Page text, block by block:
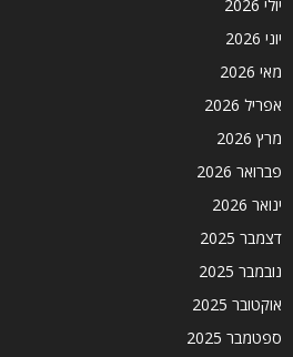
יולי 2026
יוני 2026
מאי 2026
אפריל 2026
מרץ 2026
פברואר 2026
ינואר 2026
דצמבר 2025
נובמבר 2025
אוקטובר 2025
ספטמבר 2025